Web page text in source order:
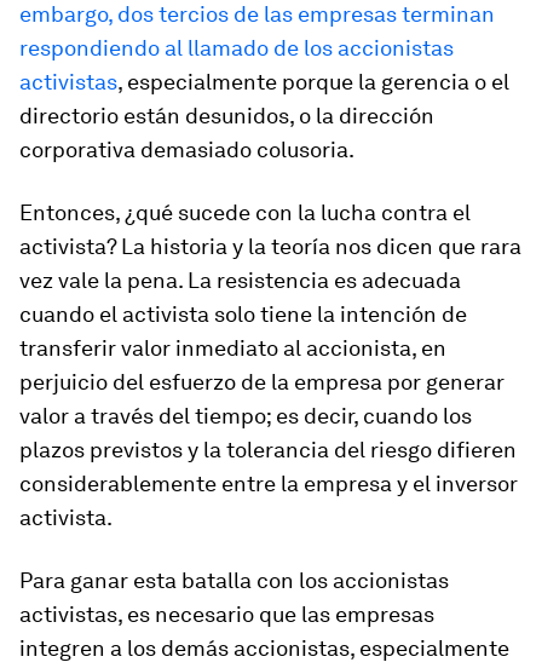
embargo, dos tercios de las empresas terminan
respondiendo al llamado de los accionistas
activistas, especialmente porque la gerencia o el
directorio están desunidos, o la dirección
corporativa demasiado colusoria.
Entonces, ¿qué sucede con la lucha contra el
activista? La historia y la teoría nos dicen que rara
vez vale la pena. La resistencia es adecuada
cuando el activista solo tiene la intención de
transferir valor inmediato al accionista, en
perjuicio del esfuerzo de la empresa por generar
valor a través del tiempo; es decir, cuando los
plazos previstos y la tolerancia del riesgo difieren
considerablemente entre la empresa y el inversor
activista.
Para ganar esta batalla con los accionistas
activistas, es necesario que las empresas
integren a los demás accionistas, especialmente